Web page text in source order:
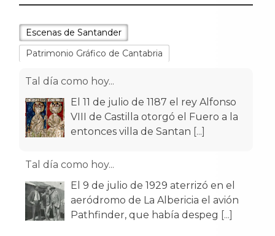
Escenas de Santander
Patrimonio Gráfico de Cantabria
Tal día como hoy...
El 11 de julio de 1187 el rey Alfonso
VIII de Castilla otorgó el Fuero a la
entonces villa de Santan [...]
Tal día como hoy...
El 9 de julio de 1929 aterrizó en el
aeródromo de La Albericia el avión
Pathfinder, que había despeg [...]